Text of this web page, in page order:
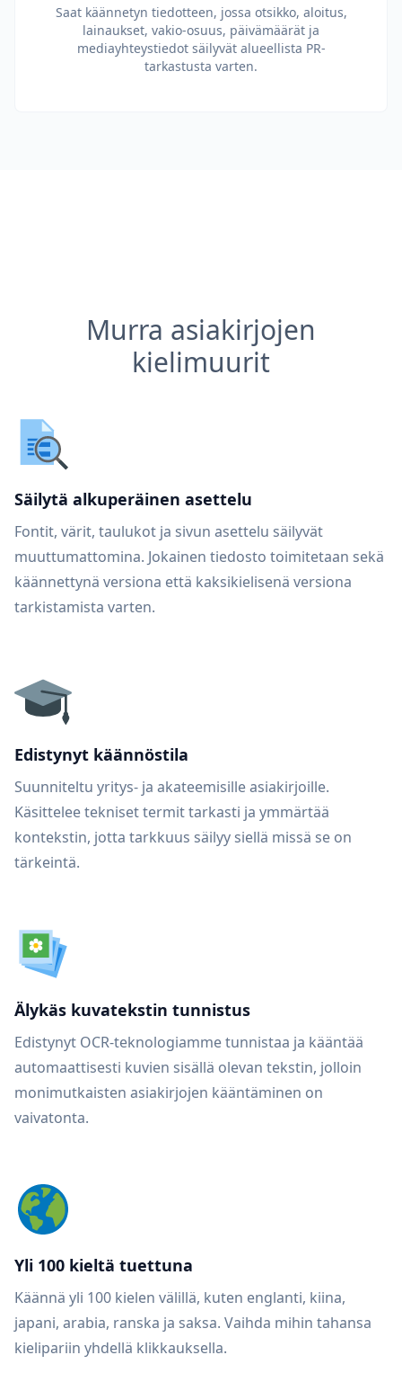
Saat käännetyn tiedotteen, jossa otsikko, aloitus,
lainaukset, vakio-osuus, päivämäärät ja
mediayhteystiedot säilyvät alueellista PR-
tarkastusta varten.
Murra asiakirjojen
kielimuurit
Säilytä alkuperäinen asettelu
Fontit, värit, taulukot ja sivun asettelu säilyvät
muuttumattomina. Jokainen tiedosto toimitetaan sekä
käännettynä versiona että kaksikielisenä versiona
tarkistamista varten.
Edistynyt käännöstila
Suunniteltu yritys- ja akateemisille asiakirjoille.
Käsittelee tekniset termit tarkasti ja ymmärtää
kontekstin, jotta tarkkuus säilyy siellä missä se on
tärkeintä.
Älykäs kuvatekstin tunnistus
Edistynyt OCR-teknologiamme tunnistaa ja kääntää
automaattisesti kuvien sisällä olevan tekstin, jolloin
monimutkaisten asiakirjojen kääntäminen on
vaivatonta.
Yli 100 kieltä tuettuna
Käännä yli 100 kielen välillä, kuten englanti, kiina,
japani, arabia, ranska ja saksa. Vaihda mihin tahansa
kielipariin yhdellä klikkauksella.